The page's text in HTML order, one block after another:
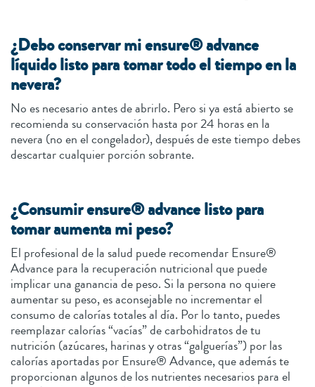
¿Debo conservar mi ensure® advance
líquido listo para tomar todo el tiempo en la
nevera?
No es necesario antes de abrirlo. Pero si ya está abierto se
recomienda su conservación hasta por 24 horas en la
nevera (no en el congelador), después de este tiempo debes
descartar cualquier porción sobrante.
¿Consumir ensure® advance listo para
tomar aumenta mi peso?
El profesional de la salud puede recomendar Ensure®
Advance para la recuperación nutricional que puede
implicar una ganancia de peso. Si la persona no quiere
aumentar su peso, es aconsejable no incrementar el
consumo de calorías totales al día. Por lo tanto, puedes
reemplazar calorías “vacías” de carbohidratos de tu
nutrición (azúcares, harinas y otras “galguerías”) por las
calorías aportadas por Ensure® Advance, que además te
proporcionan algunos de los nutrientes necesarios para el